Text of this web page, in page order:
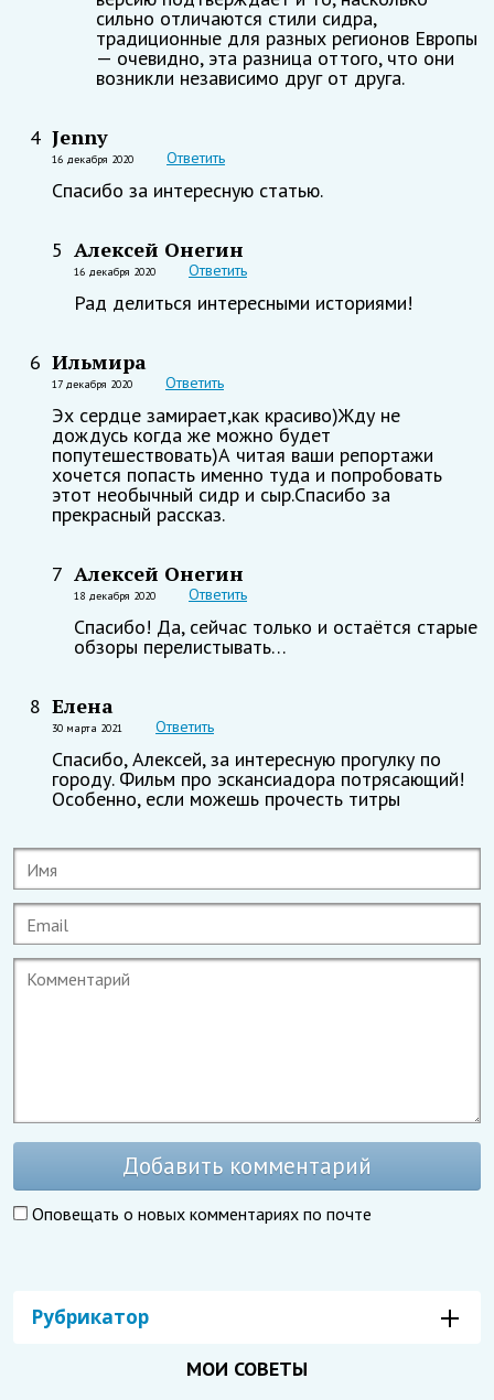
сильно отличаются стили сидра,
традиционные для разных регионов Европы
— очевидно, эта разница оттого, что они
возникли независимо друг от друга.
4 Jenny
16 декабря 2020 Ответить
Спасибо за интересную статью.
5 Алексей Онегин
16 декабря 2020 Ответить
Рад делиться интересными историями!
6 Ильмира
17 декабря 2020 Ответить
Эх сердце замирает,как красиво)Жду не
дождусь когда же можно будет
попутешествовать)А читая ваши репортажи
хочется попасть именно туда и попробовать
этот необычный сидр и сыр.Спасибо за
прекрасный рассказ.
7 Алексей Онегин
18 декабря 2020 Ответить
Спасибо! Да, сейчас только и остаётся старые
обзоры перелистывать…
8 Елена
30 марта 2021 Ответить
Спасибо, Алексей, за интересную прогулку по
городу. Фильм про эскансиадора потрясающий!
Особенно, если можешь прочесть титры
Добавить комментарий
Оповещать о новых комментариях по почте
Рубрикатор
МОИ СОВЕТЫ